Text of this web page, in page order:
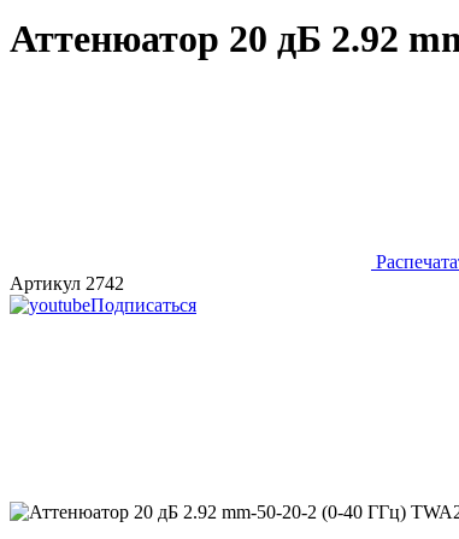
Аттенюатор 20 дБ 2.92
Артикул 2742
Подписаться